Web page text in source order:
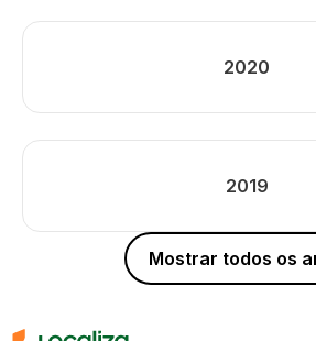
2020
2019
Mostrar todos os